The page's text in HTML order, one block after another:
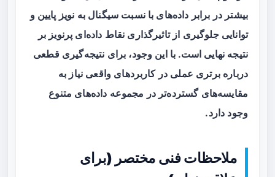
بیشتر در برابر داده‌های با نسبت سیگنال به نویز پایین و
توانایی جلوگیری از تاثیرگذاری نقاط داده‌ای پرنویز بر
نتیجه نهایی است. با این وجود، برای نتیجه‌گیری قطعی
درباره برتری عملی در کاربردهای واقعی نیاز به
مقایسه‌های گسترده‌تر در مجموعه داده‌های متنوع
وجود دارد.
ملاحظات فنی مختصر (برای